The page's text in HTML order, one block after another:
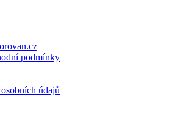
podmínky
údajů